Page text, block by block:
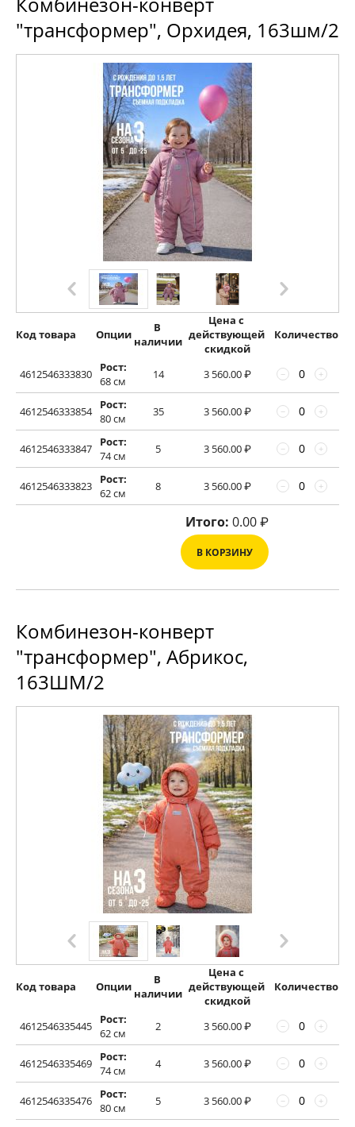
"трансформер", Орхидея, 163шм/2
Код товара Опции
В
наличии
Цена с
действующей
скидкой
Количество
4612546333830
Рост:
68 см
14 3 560.00₽ +
−
4612546333854
Рост:
80 см
35 3 560.00₽ +
−
4612546333847
Рост:
74 см
5 3 560.00₽ +
−
4612546333823
Рост:
62 см
8 3 560.00₽ +
−
Итого: 0.00₽
В КОРЗИНУ
Комбинезон-конверт
"трансформер", Абрикос,
163ШМ/2
Код товара Опции
В
наличии
Цена с
действующей
скидкой
Количество
4612546335445
Рост:
62 см
2 3 560.00₽ +
−
4612546335469
Рост:
74 см
4 3 560.00₽ +
−
4612546335476
Рост:
80 см
5 3 560.00₽ +
−